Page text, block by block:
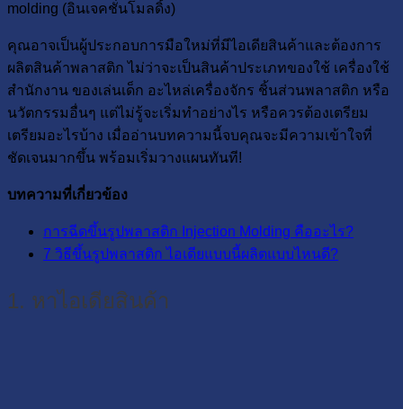
molding (อินเจคชั่นโมลดิ้ง)
คุณอาจเป็นผู้ประกอบการมือใหม่ที่มีไอเดียสินค้าและต้องการ
ผลิตสินค้าพลาสติก ไม่ว่าจะเป็นสินค้าประเภทของใช้ เครื่องใช้
สำนักงาน ของเล่นเด็ก อะไหล่เครื่องจักร ชิ้นส่วนพลาสติก หรือ
นวัตกรรมอื่นๆ แต่ไม่รู้จะเริ่มทำอย่างไร หรือควรต้องเตรียม
เตรียมอะไรบ้าง เมื่ออ่านบทความนี้จบคุณจะมีความเข้าใจที่
ชัดเจนมากขึ้น พร้อมเริ่มวางแผนทันที!
บทความที่เกี่ยวข้อง
การฉีดขึ้นรูปพลาสติก Injection Molding คืออะไร?
7 วิธีขึ้นรูปพลาสติก ไอเดียแบบนี้ผลิตแบบไหนดี?
1. หาไอเดียสินค้า